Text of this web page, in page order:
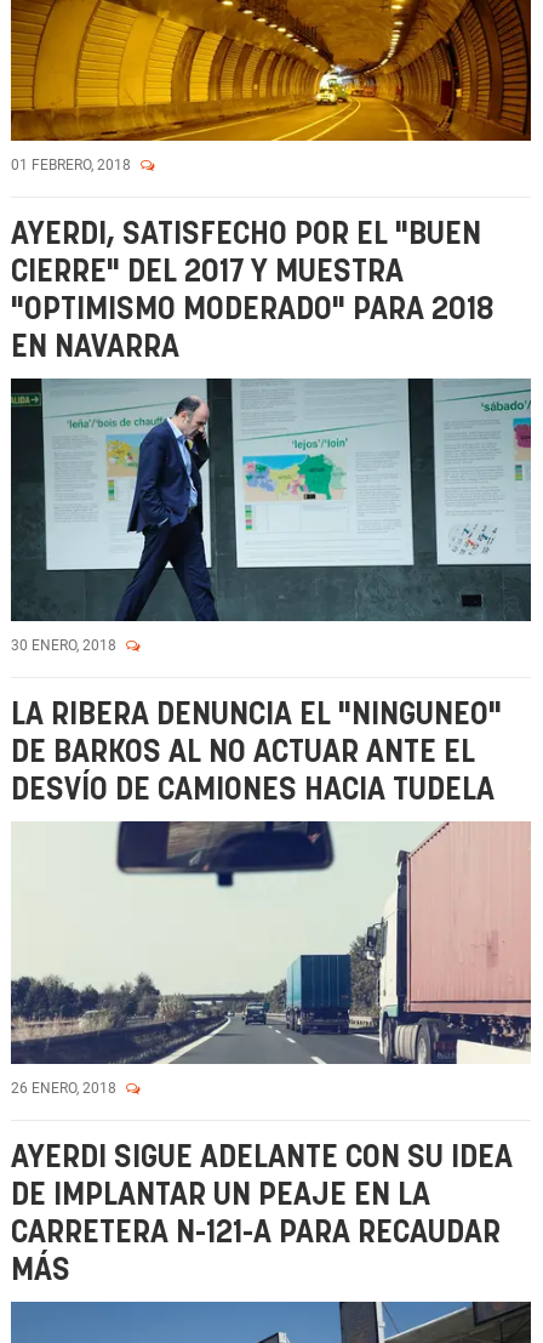
01 FEBRERO, 2018
AYERDI, SATISFECHO POR EL "BUEN
CIERRE" DEL 2017 Y MUESTRA
"OPTIMISMO MODERADO" PARA 2018
EN NAVARRA
30 ENERO, 2018
LA RIBERA DENUNCIA EL "NINGUNEO"
DE BARKOS AL NO ACTUAR ANTE EL
DESVÍO DE CAMIONES HACIA TUDELA
26 ENERO, 2018
AYERDI SIGUE ADELANTE CON SU IDEA
DE IMPLANTAR UN PEAJE EN LA
CARRETERA N-121-A PARA RECAUDAR
MÁS